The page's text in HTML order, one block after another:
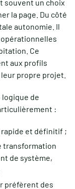
souvent un choix
la page. Du côté
autonomie. Il
Ce
aux profils
propre projet.
logique de
:
et définitif ;
transformation
de système,
préfèrent des